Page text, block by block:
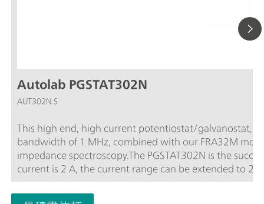
Autolab PGSTAT302N
AUT302N.S
This high end, high current potentiostat/galvanostat,
bandwidth of 1 MHz, combined with our FRA32M
impedance spectroscopy.The PGSTAT302N is the
current is 2 A, the current range can be extended to 20
resolution is 30 fA at a current range of 10 nA.